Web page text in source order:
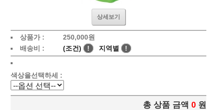
상세보기
상품가 : 250,000원
배송비 :
(조건) ! 지역별 !
색상을선택하세 :
총 상품 금액 0 원